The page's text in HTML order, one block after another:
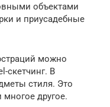
объектами
и приусадебные
можно
скетчинг. В
стиля. Это
другое.